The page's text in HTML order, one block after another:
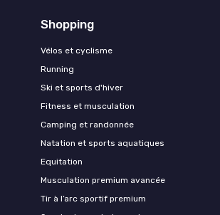
Shopping
Vélos et cyclisme
Running
Ski et sports d'hiver
Fitness et musculation
Camping et randonnée
Natation et sports aquatiques
Equitation
Musculation premium avancée
Tir à l’arc sportif premium